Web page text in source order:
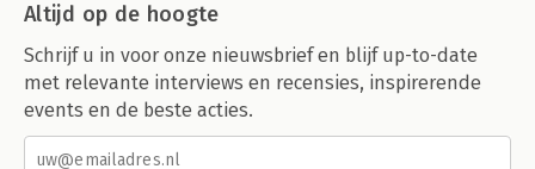
Altijd op de hoogte
Schrijf u in voor onze nieuwsbrief en blijf up-to-date
met relevante interviews en recensies, inspirerende
events en de beste acties.